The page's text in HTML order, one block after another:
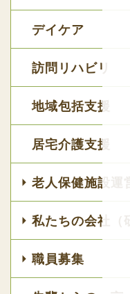
デイケア
訪問リハビリ
地域包括支援
居宅介護支援
老人保健施設運
私たちの会社（
職員募集